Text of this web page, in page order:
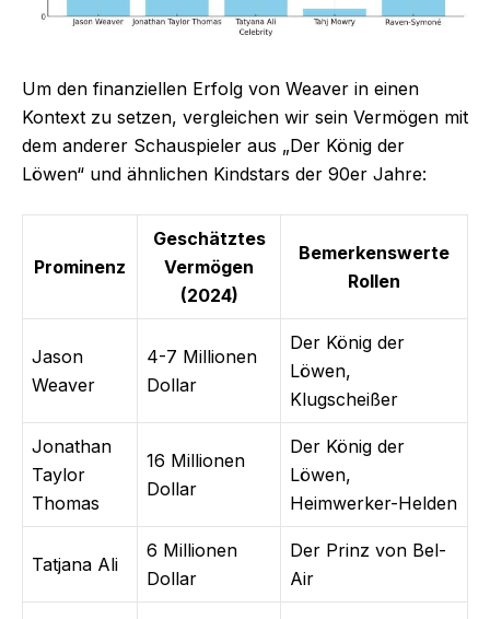
Um den finanziellen Erfolg von Weaver in einen
Kontext zu setzen, vergleichen wir sein Vermögen mit
dem anderer Schauspieler aus „Der König der
Löwen“ und ähnlichen Kindstars der 90er Jahre:
Prominenz
Geschätztes
Vermögen
(2024)
Bemerkenswerte
Rollen
Jason
Weaver
4-7 Millionen
Dollar
Der König der
Löwen,
Klugscheißer
Jonathan
Taylor
Thomas
16 Millionen
Dollar
Der König der
Löwen,
Heimwerker-Helden
Tatjana Ali
6 Millionen
Dollar
Der Prinz von Bel-
Air